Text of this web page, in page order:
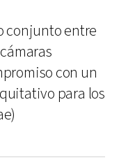
conjunto entre
con un
para los